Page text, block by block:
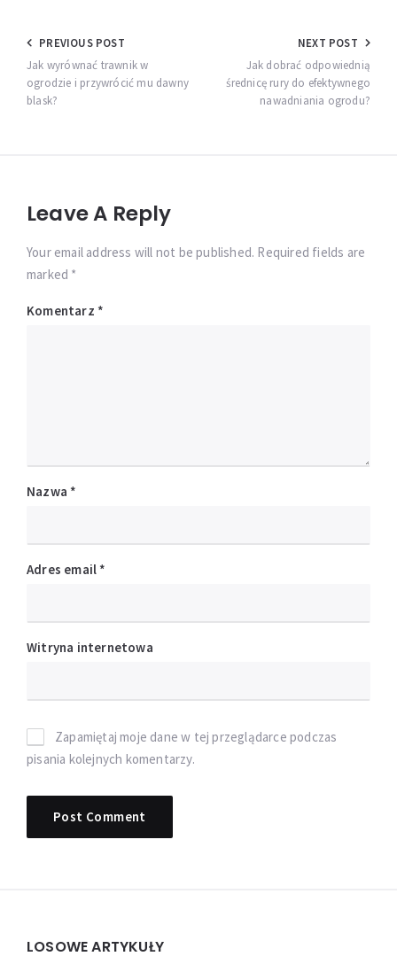
Nawigacja
wpisu
PREVIOUS POST
Jak wyrównać trawnik w
ogrodzie i przywrócić mu dawny
blask?
NEXT POST
Jak dobrać odpowiednią
średnicę rury do efektywnego
nawadniania ogrodu?
Leave A Reply
Your email address will not be published. Required fields are
marked *
Komentarz *
Nazwa *
Adres email *
Witryna internetowa
Zapamiętaj moje dane w tej przeglądarce podczas
pisania kolejnych komentarzy.
Widgets
LOSOWE ARTYKUŁY